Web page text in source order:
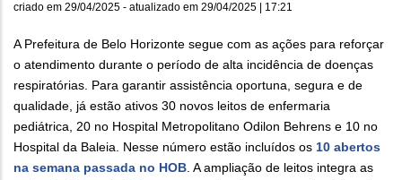
criado em 29/04/2025 - atualizado em 29/04/2025 | 17:21
A Prefeitura de Belo Horizonte segue com as ações para reforçar
o atendimento durante o período de alta incidência de doenças
respiratórias. Para garantir assistência oportuna, segura e de
qualidade, já estão ativos 30 novos leitos de enfermaria
pediátrica, 20 no Hospital Metropolitano Odilon Behrens e 10 no
Hospital da Baleia. Nesse número estão incluídos os 10 abertos
na semana passada no HOB. A ampliação de leitos integra as